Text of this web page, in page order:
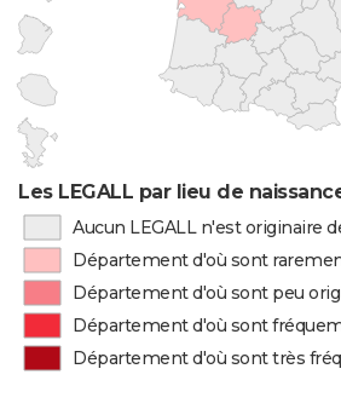
Les LEGALL par lieu de
Aucun LEGALL n'est originaire
Département d'où sont
Département d'où sont peu
Département d'où sont
Département d'où sont très